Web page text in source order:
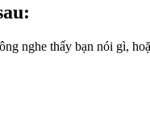
nghe thấy bạn nói gì,